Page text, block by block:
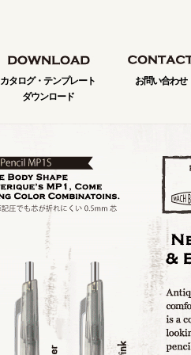
カタログ・テンプレート
ダウンロード
お問い合わせ